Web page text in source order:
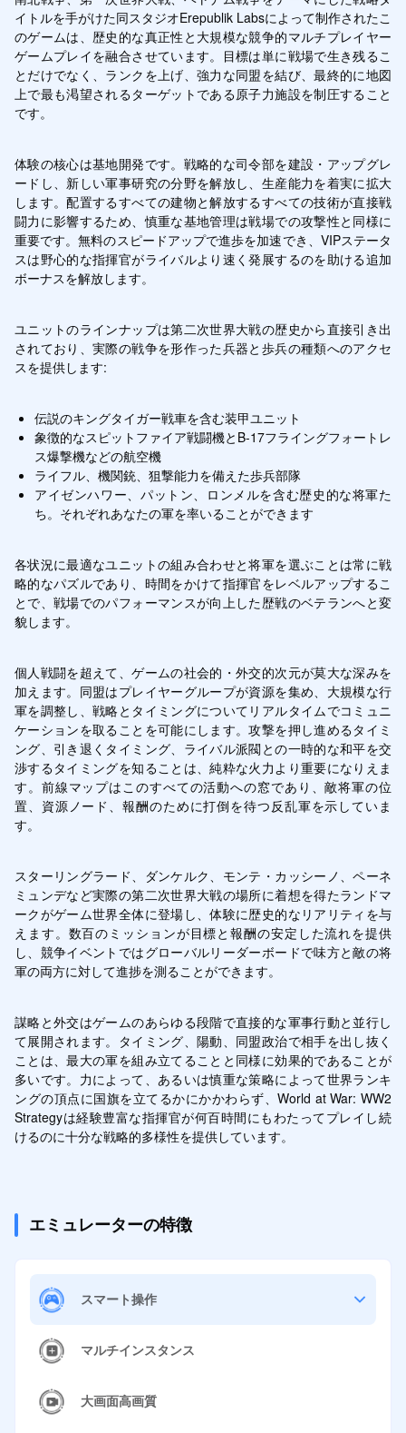
イトルを手がけた同スタジオErepublik Labsによって制作されたこ
のゲームは、歴史的な真正性と大規模な競争的マルチプレイヤー
ゲームプレイを融合させています。目標は単に戦場で生き残るこ
とだけでなく、ランクを上げ、強力な同盟を結び、最終的に地図
上で最も渇望されるターゲットである原子力施設を制圧すること
です。
体験の核心は基地開発です。戦略的な司令部を建設・アップグレ
ードし、新しい軍事研究の分野を解放し、生産能力を着実に拡大
します。配置するすべての建物と解放するすべての技術が直接戦
闘力に影響するため、慎重な基地管理は戦場での攻撃性と同様に
重要です。無料のスピードアップで進歩を加速でき、VIPステータ
スは野心的な指揮官がライバルより速く発展するのを助ける追加
ボーナスを解放します。
ユニットのラインナップは第二次世界大戦の歴史から直接引き出
されており、実際の戦争を形作った兵器と歩兵の種類へのアクセ
スを提供します:
伝説のキングタイガー戦車を含む装甲ユニット
象徴的なスピットファイア戦闘機とB-17フライングフォートレ
ス爆撃機などの航空機
ライフル、機関銃、狙撃能力を備えた歩兵部隊
アイゼンハワー、パットン、ロンメルを含む歴史的な将軍た
ち。それぞれあなたの軍を率いることができます
各状況に最適なユニットの組み合わせと将軍を選ぶことは常に戦
略的なパズルであり、時間をかけて指揮官をレベルアップするこ
とで、戦場でのパフォーマンスが向上した歴戦のベテランへと変
貌します。
個人戦闘を超えて、ゲームの社会的・外交的次元が莫大な深みを
加えます。同盟はプレイヤーグループが資源を集め、大規模な行
軍を調整し、戦略とタイミングについてリアルタイムでコミュニ
ケーションを取ることを可能にします。攻撃を押し進めるタイミ
ング、引き退くタイミング、ライバル派閥との一時的な和平を交
渉するタイミングを知ることは、純粋な火力より重要になりえま
す。前線マップはこのすべての活動への窓であり、敵将軍の位
置、資源ノード、報酬のために打倒を待つ反乱軍を示していま
す。
スターリングラード、ダンケルク、モンテ・カッシーノ、ペーネ
ミュンデなど実際の第二次世界大戦の場所に着想を得たランドマ
ークがゲーム世界全体に登場し、体験に歴史的なリアリティを与
えます。数百のミッションが目標と報酬の安定した流れを提供
し、競争イベントではグローバルリーダーボードで味方と敵の将
軍の両方に対して進捗を測ることができます。
謀略と外交はゲームのあらゆる段階で直接的な軍事行動と並行し
て展開されます。タイミング、陽動、同盟政治で相手を出し抜く
ことは、最大の軍を組み立てることと同様に効果的であることが
多いです。力によって、あるいは慎重な策略によって世界ランキ
ングの頂点に国旗を立てるかにかかわらず、World at War: WW2
Strategyは経験豊富な指揮官が何百時間にもわたってプレイし続
けるのに十分な戦略的多様性を提供しています。
エミュレーターの特徴
スマート操作
マルチインスタンス
大画面高画質